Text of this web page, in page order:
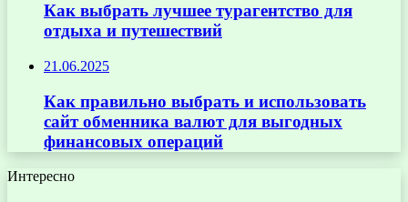
Как выбрать лучшее турагентство для
отдыха и путешествий
21.06.2025
Как правильно выбрать и использовать
сайт обменника валют для выгодных
финансовых операций
Интересно